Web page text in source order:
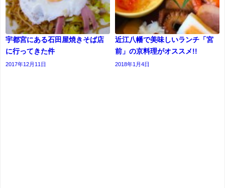
宇都宮にある石田屋焼きそば店
に行ってきた件
2017年12月11日
近江八幡で美味しいランチ「宮
前」の京料理がオススメ!!
2018年1月4日